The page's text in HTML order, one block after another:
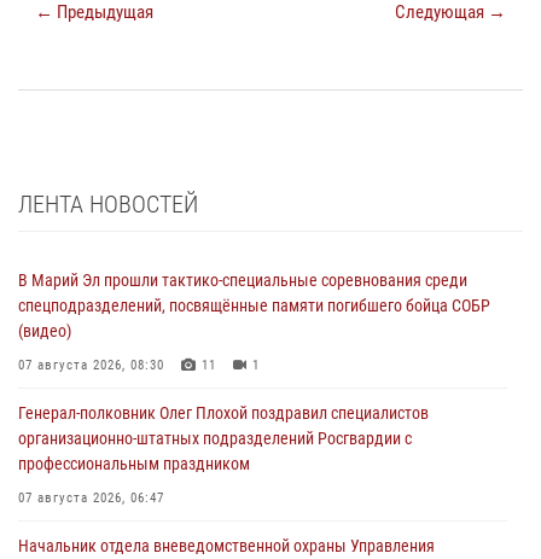
← Предыдущая Следующая →
ЛЕНТА НОВОСТЕЙ
В Марий Эл прошли тактико-специальные соревнования среди
спецподразделений, посвящённые памяти погибшего бойца СОБР
(видео)
07 августа 2026, 08:30 11 1
Генерал-полковник Олег Плохой поздравил специалистов
организационно-штатных подразделений Росгвардии с
профессиональным праздником
07 августа 2026, 06:47
Начальник отдела вневедомственной охраны Управления